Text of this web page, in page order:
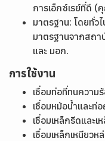
การเอ็กซ์เรย์ที่ดี
มาตรฐาน: โดยทั่ว
มาตรฐานจากสถา
และ มอก.
การใช้งาน
เชื่อมท่อที่ทนความ
เชื่อมหม้อน้ำและท่
เชื่อมเหล็กรีดและเ
เชื่อมเหล็กเหนียวห